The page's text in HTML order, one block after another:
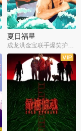
夏日福星
成龙洪金宝联手爆笑护美女